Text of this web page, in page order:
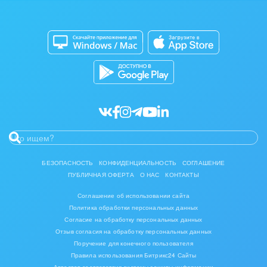
Инвестиционный бизнес
Интерьер, дизайн, декор
Консалтинговые и управленческие услуги
Мебель, лес, деревообработка
Медицина и фармацевтика
Металлургия
Кибербезопасность
Битрикс24 Маркет
Разработчикам приложений
БЕЗОПАСНОСТЬ КОНФИДЕНЦИАЛЬНОСТЬ
СОГЛАШЕНИЕ
ПУБЛИЧНАЯ ОФЕРТА
О НАС КОНТАКТЫ
Соглашение об использовании сайта
Политика обработки персональных данных
Согласие на обработку персональных данных
Отзыв согласия на обработку персональных данных
Поручение для конечного пользователя
Правила использования Битрикс24 Сайты